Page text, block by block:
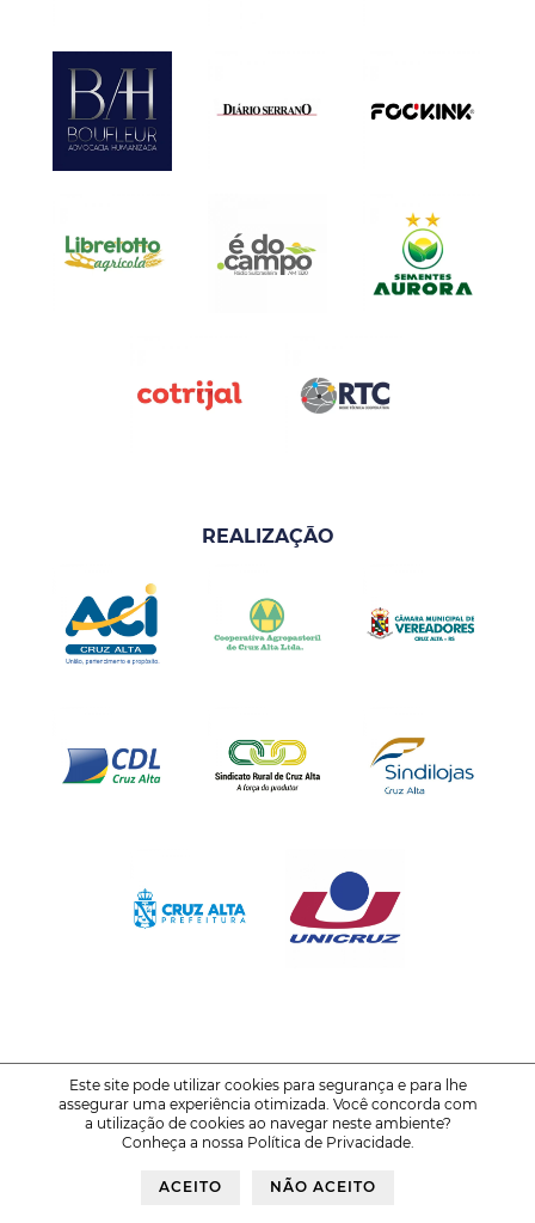
REALIZAÇÃO
© 2021-2026FENATRIGO - Feira Nacional do Trigo
Política de Privacidade Voltar ao Topo
Este site pode utilizar cookies para segurança e para lhe
assegurar uma experiência otimizada. Você concorda com
a utilização de cookies ao navegar neste ambiente?
Conheça a nossa Política de Privacidade.
ACEITO NÃO ACEITO